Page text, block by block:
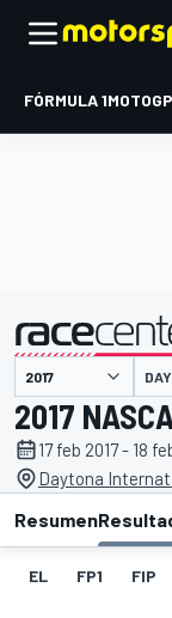
FÓRMULA 1MOTOGP
presentado por
2017
17 feb 2017 - 18
Daytona
Resumen
EL FP1 FIP